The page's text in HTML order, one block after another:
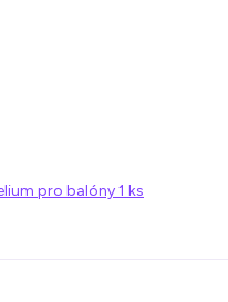
pro balóny 1 ks